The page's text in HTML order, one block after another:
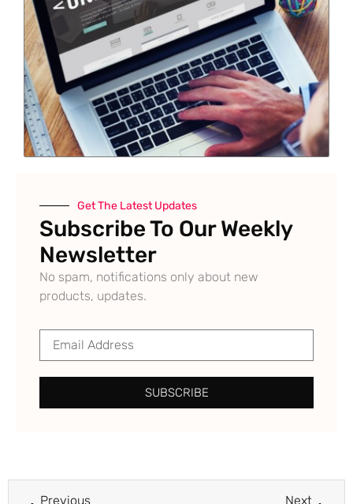
Get The Latest Updates
Subscribe To Our Weekly
Newsletter
No spam, notifications only about new
products, updates.
SUBSCRIBE
Previous Next